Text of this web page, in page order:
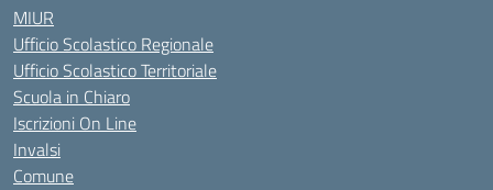
MIUR
Ufficio Scolastico Regionale
Ufficio Scolastico Territoriale
Scuola in Chiaro
Iscrizioni On Line
Invalsi
Comune